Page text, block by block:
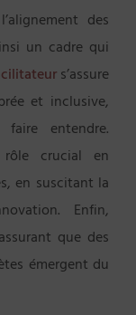
des
un cadre qui
s’assure
et inclusive,
entendre.
crucial en
en suscitant la
Enfin,
que des
émergent du